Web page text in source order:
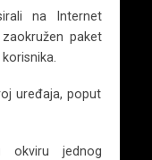
na Internet
paket
uređaja, poput
okviru jednog